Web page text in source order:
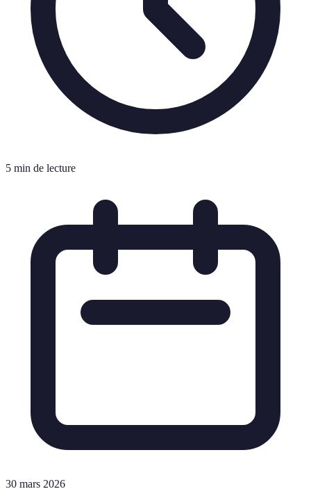
5 min de lecture
30 mars 2026